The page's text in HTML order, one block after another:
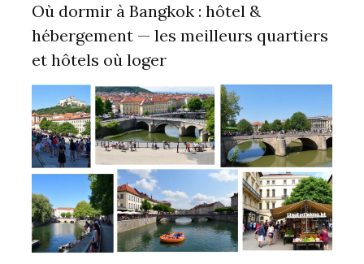
Où dormir à Bangkok : hôtel &
hébergement — les meilleurs quartiers
et hôtels où loger